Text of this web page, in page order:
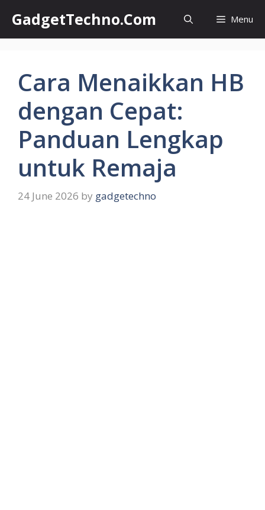
content
GadgetTechno.Com Menu
Cara Menaikkan HB
dengan Cepat:
Panduan Lengkap
untuk Remaja
24 June 2026 by gadgetechno